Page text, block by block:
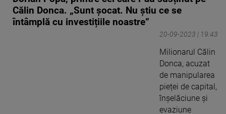
Călin Donca. „Sunt șocat. Nu știu ce se
întâmplă cu investițiile noastre”
20-09-2023 | 19:43
Milionarul Călin
Donca, acuzat
de manipularea
pieței de capital,
înșelăciune și
evaziune